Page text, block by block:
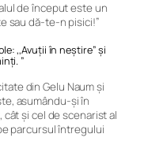
de început este un
sau dă-te-n pisici!”
,,Avuții în neștire” și
”
din Gelu Naum și
asumându-și în
și cel de scenarist al
parcursul întregului